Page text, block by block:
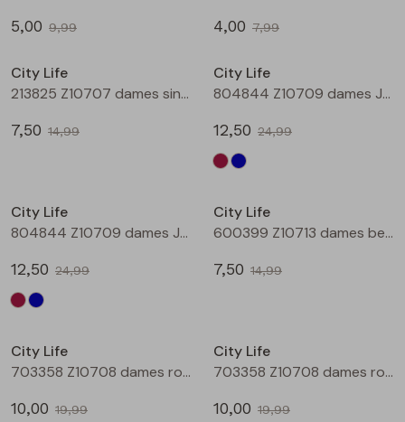
5,00 9,99
4,00 7,99
City Life
213825 Z10707 dames singlet Marine
7,50 14,99
City Life
804844 Z10709 dames Jurk Wijnrood
12,50 24,99
City Life
804844 Z10709 dames Jurk Marine
12,50 24,99
City Life
600399 Z10713 dames bermuda Zwart
7,50 14,99
City Life
703358 Z10708 dames rok kort Wijnrood
10,00 19,99
City Life
703358 Z10708 dames rok kort Marine
10,00 19,99